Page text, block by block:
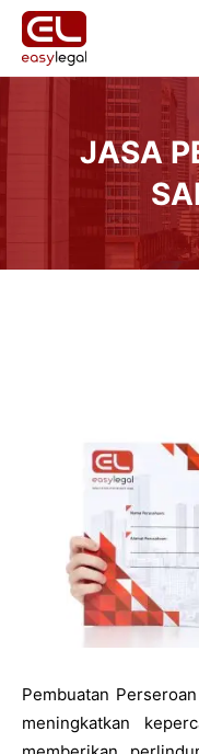
JASA
Pembuatan
meningkatkan